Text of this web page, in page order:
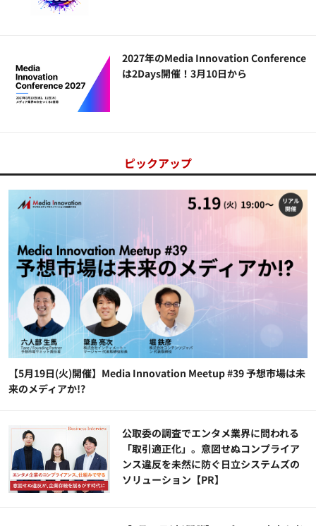
2027年のMedia Innovation Conference
は2Days開催！3月10日から
ピックアップ
【5月19日(火)開催】Media Innovation Meetup #39 予想市場は未
来のメディアか!?
公​​取委の調査でエンタメ業界に問われる
「取引適正化」。意図せぬコンプライア
ンス違反を未然に防ぐ日立システムズの
ソリューション​【PR】